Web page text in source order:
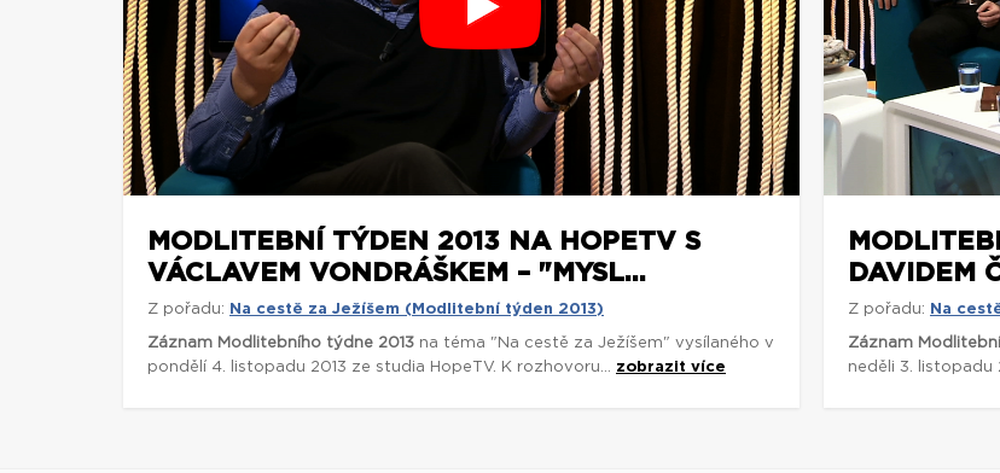
MODLITEBNÍ TÝDEN 2013 NA HOPETV S
VÁCLAVEM VONDRÁŠKEM – "MYSL...
Z pořadu: Na cestě za Ježíšem (Modlitební týden 2013)
Záznam Modlitebního týdne 2013 na téma "Na cestě za Ježíšem" vysílaného v
pondělí 4. listopadu 2013 ze studia HopeTV. K rozhovoru... zobrazit více
DAVIDEM
Z pořadu: Na
Záznam
neděli 3. listopadu